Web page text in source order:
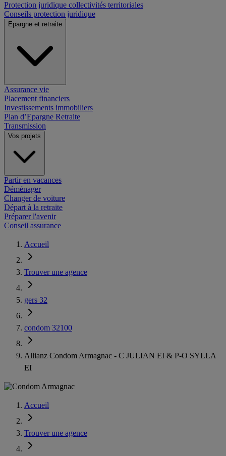
Protection juridique collectivités territoriales
Conseils protection juridique
Epargne et retraite
Assurance vie
Placement financiers
Investissements immobiliers
Plan d’Epargne Retraite
Transmission
Vos projets
Partir en vacances
Déménager
Changer de voiture
Départ à la retraite
Préparer l'avenir
Conseil assurance
Accueil
Trouver une agence
gers 32
condom 32100
Allianz Condom Armagnac - C JULIAN EI & P-O SYLLA
EI
Accueil
Trouver une agence